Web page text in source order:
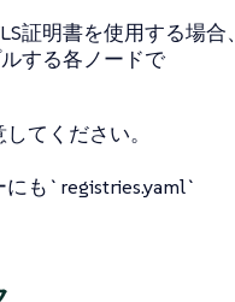
証明書を使用する場合、
する各ノードで
てください。
も`registries.yaml`